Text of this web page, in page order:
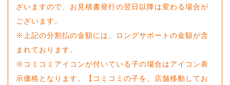
ざいますので、お見積書発行の翌日以降は変わる場合が
ございます。
※上記の分割払の金額には、ロングサポートの金額が含
まれております。
※コミコミアイコンが付いている子の場合はアイコン表
示価格となります。【コミコミの子を、店舗移動してお